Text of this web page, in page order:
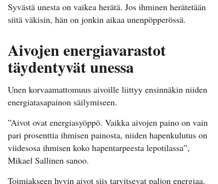
Syvästä unesta on vaikea herätä. Jos ihminen herätetään
siitä väkisin, hän on jonkin aikaa unenpöpperössä.
Aivojen energiavarastot
täydentyvät unessa
Unen korvaamattomuus aivoille liittyy ensinnäkin niiden
energiatasapainon säilymiseen.
”Aivot ovat energiasyöppö. Vaikka aivojen paino on vain
pari prosenttia ihmisen painosta, niiden hapenkulutus on
viidesosa ihmisen koko hapentarpeesta lepotilassa”,
Mikael Sallinen sanoo.
Toimiakseen hyvin aivot siis tarvitsevat paljon energiaa.